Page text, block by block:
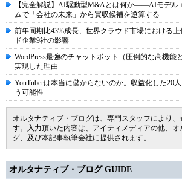
【完全解説】AI駆動型M&Aとは何か――AIモデル＋
ムで「会社の未来」から買収候補を逆算する
前年同期比43%成長、世界クラウド市場における
ド企業9社の影響
WordPress最強のチャットボット（圧倒的な高機能
実現した理由
YouTuberは本当に儲からないのか。収益化した20
う可能性
オルタナティブ・ブログは、専門スタッフにより、
す。入力頂いた内容は、アイティメディアの他、オ
グ、及び本記事執筆会社に提供されます。
オルタナティブ・ブログ GUIDE